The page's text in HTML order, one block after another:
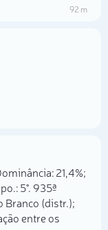
92 m
21,4%;
5°. 935ª
Branco (distr.);
entre os